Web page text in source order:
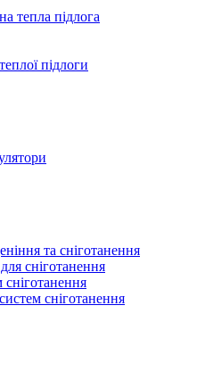
тепла підлога
підлоги
та сніготанення
сніготанення
сніготанення